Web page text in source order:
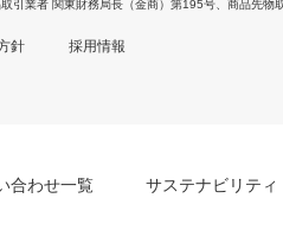
引業者 関東財務局長（金商）第195号、商品先物
針 採用情報
合わせ一覧 サステナビリティ